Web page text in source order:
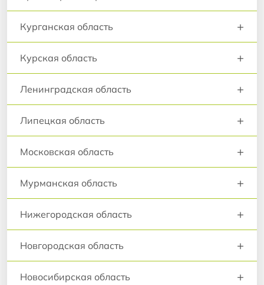
Курганская область +
Курская область +
Ленинградская область +
Липецкая область +
Московская область +
Мурманская область +
Нижегородская область +
Новгородская область +
Новосибирская область +